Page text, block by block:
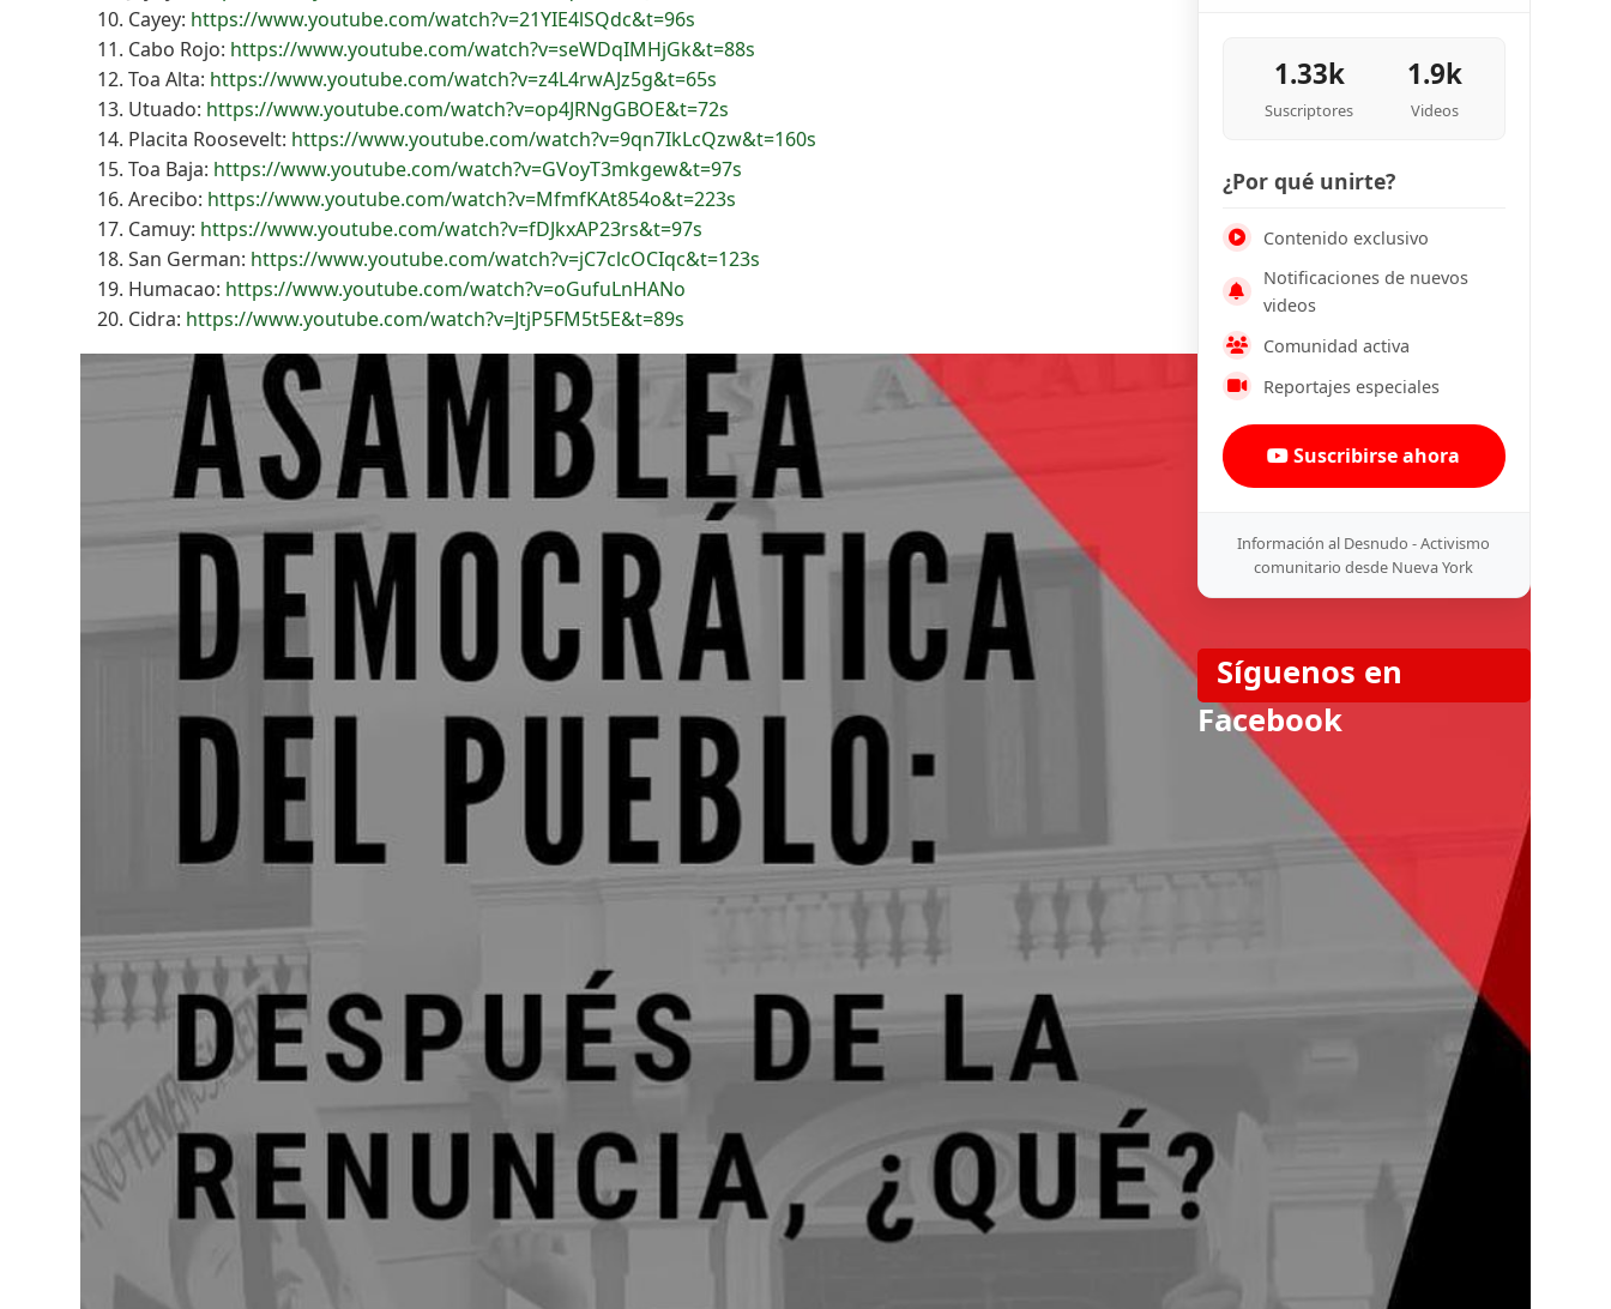
Cayey: https://www.youtube.com/watch?v=21YIE4lSQdc&t=96s
Cabo Rojo: https://www.youtube.com/watch?v=seWDqIMHjGk&t=88s
Toa Alta: https://www.youtube.com/watch?v=z4L4rwAJz5g&t=65s
Utuado: https://www.youtube.com/watch?v=op4JRNgGBOE&t=72s
Placita Roosevelt: https://www.youtube.com/watch?v=9qn7IkLcQzw&t=160s
Toa Baja: https://www.youtube.com/watch?v=GVoyT3mkgew&t=97s
Arecibo: https://www.youtube.com/watch?v=MfmfKAt854o&t=223s
Camuy: https://www.youtube.com/watch?v=fDJkxAP23rs&t=97s
San German: https://www.youtube.com/watch?v=jC7clcOCIqc&t=123s
Humacao: https://www.youtube.com/watch?v=oGufuLnHANo
Cidra: https://www.youtube.com/watch?v=JtjP5FM5t5E&t=89s
1.33k
Suscriptores
1.9k
Videos
¿Por qué unirte?
Contenido exclusivo
Notificaciones de nuevos
videos
Comunidad activa
Reportajes especiales
Suscribirse ahora
Información al Desnudo - Activismo
comunitario desde Nueva York
Síguenos en
Facebook